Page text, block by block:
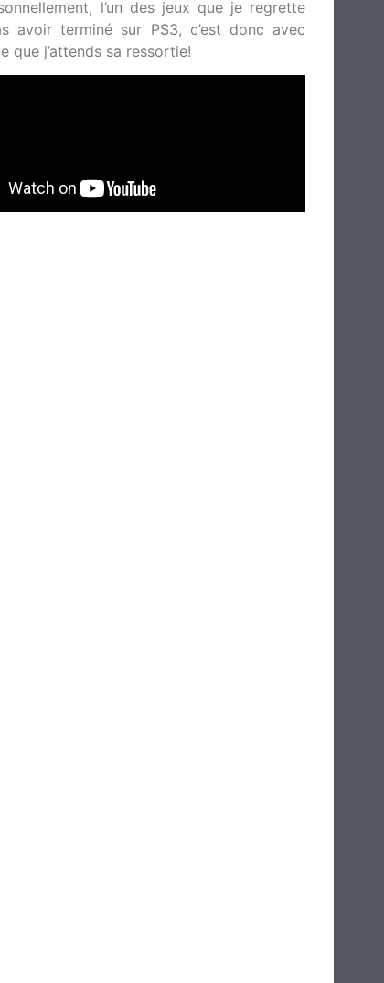
l’un des jeux que je regrette
avoir terminé sur PS3, c’est donc avec
que j’attends sa ressortie!